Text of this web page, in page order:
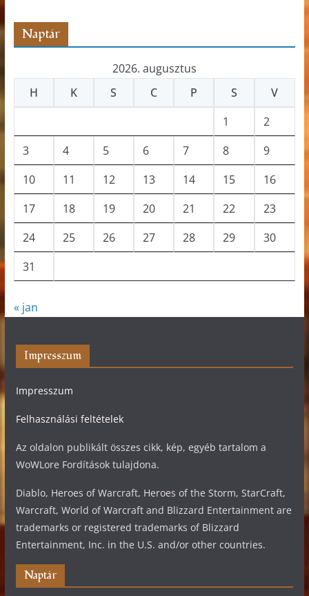
Naptár
2026. augusztus
H
K S C P S
V
1
2
3
4 5 6 7 8
9
10
11 12 13 14 15
16
17
18 19 20 21 22
23
24
25 26 27 28 29
30
31
« jan
Impresszum
Impresszum
Felhasználási feltételek
Az oldalon publikált összes cikk, kép, egyéb tartalom a
WoWLore Fordítások tulajdona.
Diablo, Heroes of Warcraft, Heroes of the Storm, StarCraft,
Warcraft, World of Warcraft and Blizzard Entertainment are
trademarks or registered trademarks of Blizzard
Entertainment, Inc. in the U.S. and/or other countries.
Naptár